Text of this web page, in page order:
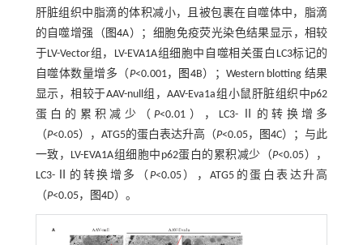
肝脏组织中脂滴的体积减小，且被包裹在自噬体中，脂滴
的自噬增强（ 图4A）；细胞免疫荧光染色结果显示，相较
于LV-Vector组，LV-EVA1A组细胞中自噬相关蛋白LC3标记的
自噬体数量增多（P<0.001， 图4B）；Western blotting 结果
显示，相较于AAV-null组，AAV-Eva1a组小鼠肝脏组织中p62
蛋白的累积减少（P<0.01），LC3-Ⅱ的转换增多
（P<0.05），ATG5的蛋白表达升高（P<0.05， 图4C）；与此
一致，LV-EVA1A组细胞中p62蛋白的累积减少（P<0.05），
LC3-Ⅱ的转换增多（P<0.05），ATG5的蛋白表达升高
（P<0.05， 图4D）。